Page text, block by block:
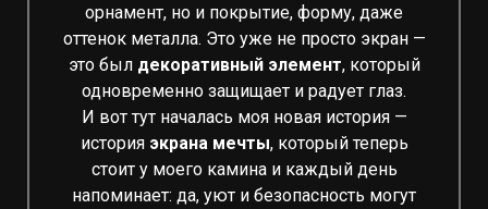
орнамент, но и покрытие, форму, даже
оттенок металла. Это уже не просто экран —
это был декоративный элемент, который
одновременно защищает и радует глаз.
И вот тут началась моя новая история —
история экрана мечты, который теперь
стоит у моего камина и каждый день
напоминает: да, уют и безопасность могут